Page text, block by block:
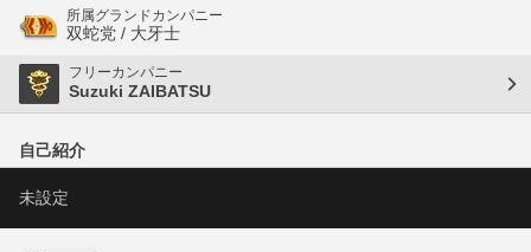
所属グランドカンパニー
双蛇党 / 大牙士
フリーカンパニー
Suzuki ZAIBATSU
自己紹介
未設定